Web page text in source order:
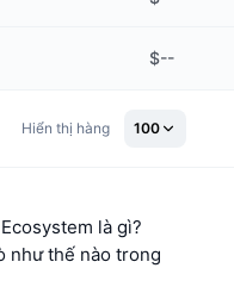
$--
Hiển thị hàng 100
là gì?
như thế nào trong